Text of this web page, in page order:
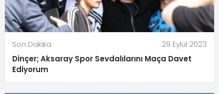
Son Dakika
29 Eylül 2023
Dinçer; Aksaray Spor Sevdalılarını Maça Davet
Ediyorum